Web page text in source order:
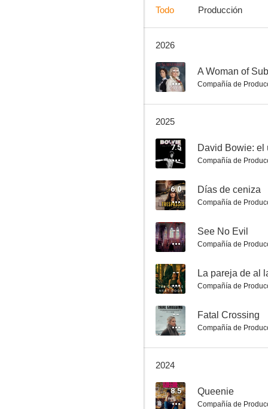
Peleando en familia
The Virtues
8.5
Sirens
8.0
Todo Producción
2026
-- A Woman of
Compañía de
2025
7.5 David Bowie: el
Compañía de
6.0 Días de ceniza
Compañía de
-- See No Evil
Compañía de
-- La pareja de al
Compañía de
-- Fatal Crossing
Compañía de
2024
8.5 Queenie
Compañía de